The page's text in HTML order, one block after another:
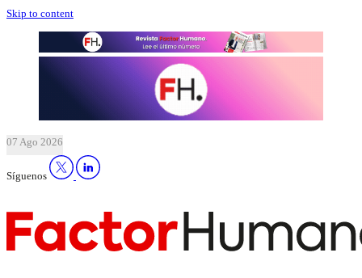
Skip to content
07 Ago 2026
Síguenos